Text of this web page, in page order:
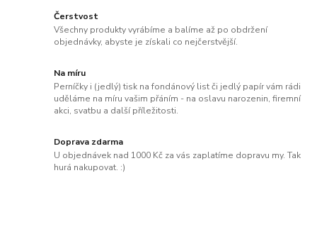
Čerstvost
Všechny produkty vyrábíme a balíme až po obdržení
objednávky, abyste je získali co nejčerstvější.
Na míru
Perníčky i (jedlý) tisk na fondánový list či jedlý papír vám rádi
uděláme na míru vašim přáním - na oslavu narozenin, firemní
akci, svatbu a další příležitosti.
Doprava zdarma
U objednávek nad 1000 Kč za vás zaplatíme dopravu my. Tak
hurá nakupovat. :)